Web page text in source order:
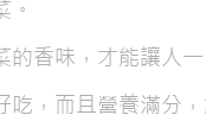
香味，才能讓人一
，而且營養滿分